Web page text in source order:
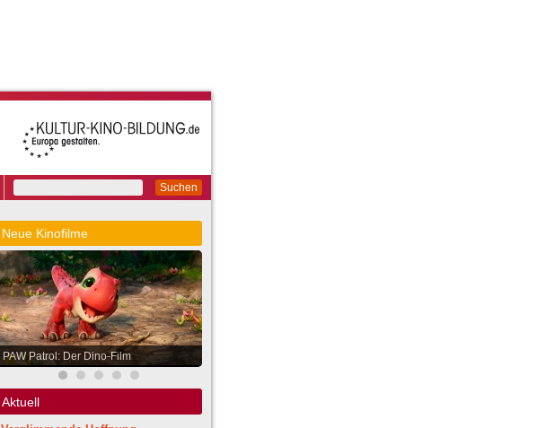
Suchen
Neue Kinofilme
PAW Patrol: Der Dino-Film
Aktuell